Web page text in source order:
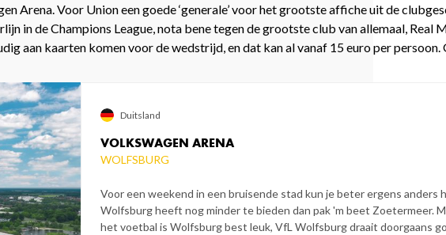
Arena. Voor Union een goede ‘generale’ voor het grootste affiche uit de
in de Champions League, nota bene tegen de grootste club van allemaal, Real
aan kaarten komen voor de wedstrijd, en dat kan al vanaf 15 euro per persoon.
VOLKSWAGEN ARENA
WOLFSBURG
Voor een weekend in een bruisende stad kun je beter ergens anders
Wolfsburg heeft nog minder te bieden dan pak 'm beet Zoetermeer.
het voetbal is Wolfsburg best leuk, VfL Wolfsburg draait doorgaans
Duitsland